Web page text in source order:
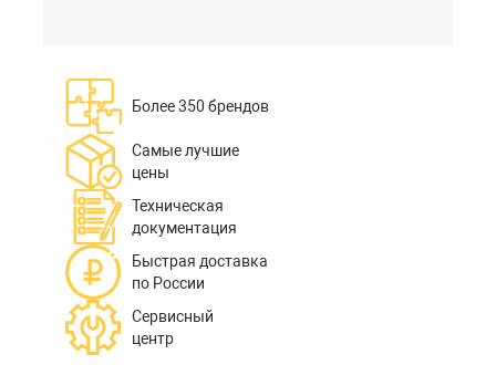
Более 350 брендов
Самые лучшие
цены
Техническая
документация
Быстрая доставка
по России
Сервисный
центр